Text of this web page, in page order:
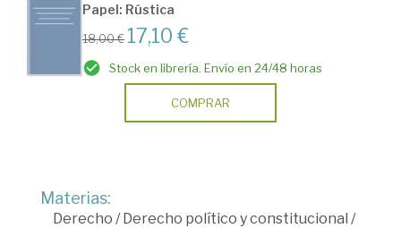
Papel: Rústica
18,00 € 17,10 €
Stock en librería. Envío en 24/48 horas
COMPRAR
Materias:
Derecho /Derecho político y constitucional /